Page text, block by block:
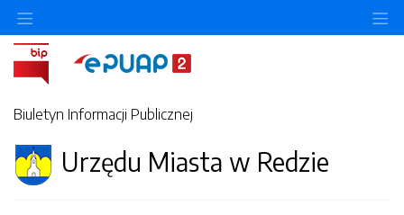
Biuletyn Informacji Publicznej
Urzędu Miasta w Redzie